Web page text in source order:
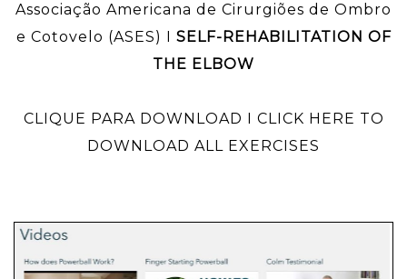
Associação Americana de Cirurgiões de Ombro
e Cotovelo (ASES) I SELF-REHABILITATION OF
THE ELBOW
CLIQUE PARA DOWNLOAD I CLICK HERE TO
DOWNLOAD ALL EXERCISES